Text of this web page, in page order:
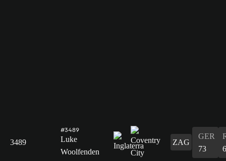
3489
#3489
Luke
Woolfenden
ZAG
GER
73